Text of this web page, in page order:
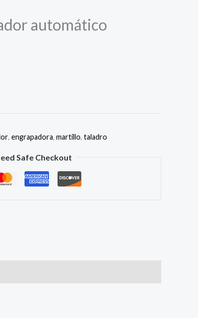
automático
, engrapadora, martillo, taladro
Safe Checkout